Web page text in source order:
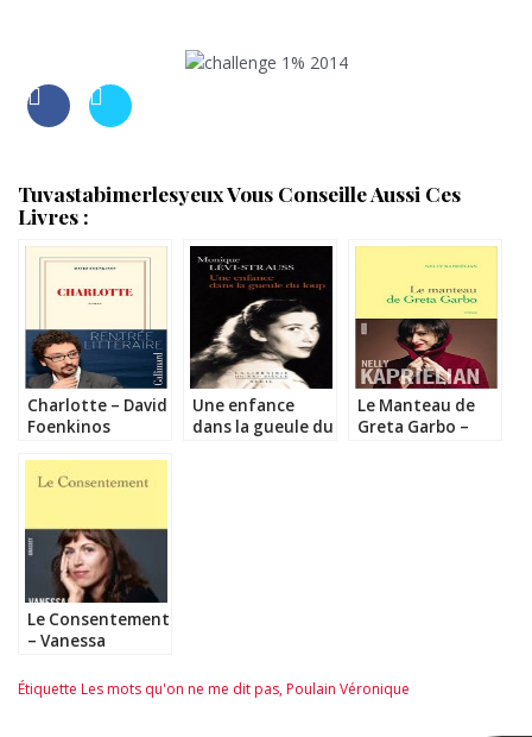
Tuvastabimerlesyeux Vous Conseille Aussi Ces
Livres :
Charlotte – David
Foenkinos
Une enfance
dans la gueule du
Le Manteau de
Greta Garbo –
Le Consentement
– Vanessa
Étiquette Les mots qu'on ne me dit pas,Poulain Véronique